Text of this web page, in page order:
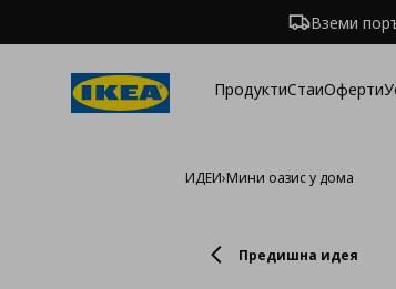
Вземи
ПродуктиСтаиОферти
ИДЕИ›Мини оазис у дома
Предишна идея